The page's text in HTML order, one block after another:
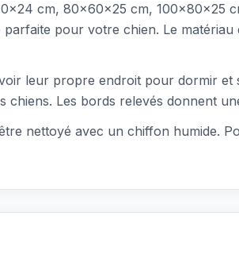
cm, 80x60x25 cm, 100x80x25
pour votre chien. Le
leur propre endroit pour dormir
Les bords relevés donnent
nettoyé avec un chiffon humide.